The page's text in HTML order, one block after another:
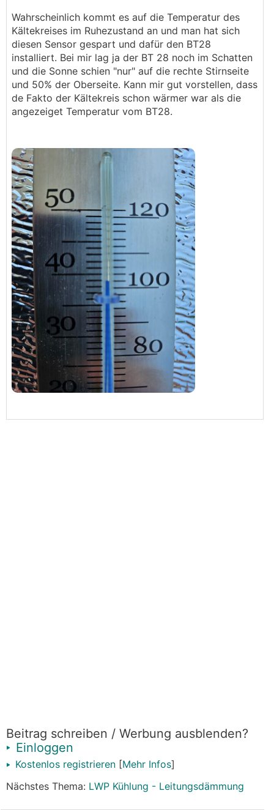
Wahrscheinlich kommt es auf die Temperatur des
Kältekreises im Ruhezustand an und man hat sich
diesen Sensor gespart und dafür den BT28
installiert. Bei mir lag ja der BT 28 noch im Schatten
und die Sonne schien "nur" auf die rechte Stirnseite
und 50% der Oberseite. Kann mir gut vorstellen, dass
de Fakto der Kältekreis schon wärmer war als die
angezeiget Temperatur vom BT28.
Beitrag schreiben / Werbung ausblenden?
Einloggen
Kostenlos registrieren [Mehr Infos]
Nächstes Thema: LWP Kühlung - Leitungsdämmung